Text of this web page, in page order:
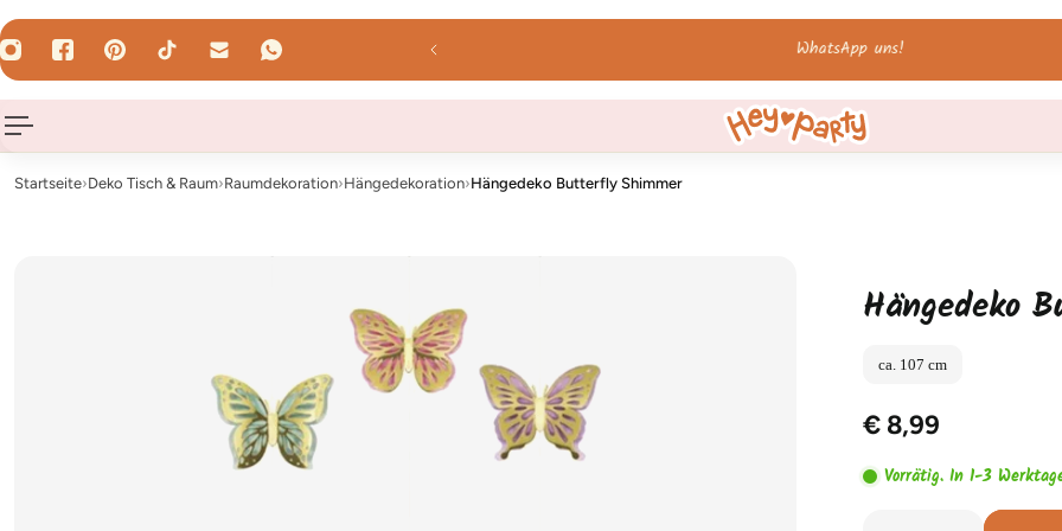
SPRINGEN
uns : hallo@hey-party.de WhatsApp uns!
Startseite›Deko Tisch & Raum›Raumdekoration›Hängedekoration›Hängedeko Butterfly Shimmer
Hängedeko
ca. 107 cm
€ 8,99
Vorrätig. In 1-3